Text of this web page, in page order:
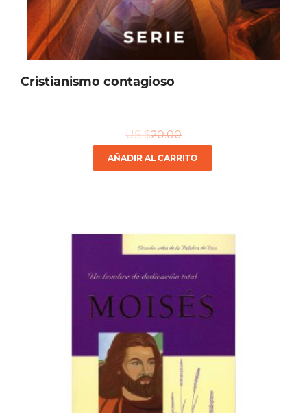
Cristianismo contagioso
US $20.00
AÑADIR AL CARRITO